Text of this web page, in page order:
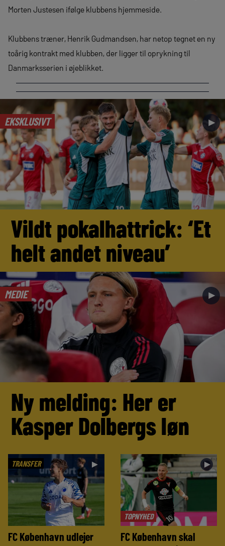
Morten Justesen ifølge klubbens hjemmeside.
Klubbens træner, Henrik Gudmandsen, har netop tegnet en ny
toårig kontrakt med klubben, der ligger til oprykning til
Danmarksserien i øjeblikket.
EKSKLUSIVT ►
Vildt pokalhattrick: ‘Et
helt andet niveau’
MEDIE ►
Ny melding: Her er
Kasper Dolbergs løn
TRANSFER ►
FC København udlejer
TOPNYHED
►
FC København skal